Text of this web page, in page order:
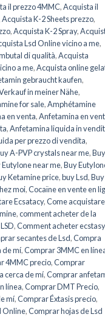
il prezzo 4MMC,Acquista il
Acquista K-2 Sheets prezzo,
,Acquista K-2 Spray,
Lsd Online vicino a me,
di qualità,Acquista
a me,Acquista online
gebraucht kaufen,
in meiner Nähe,
for sale,Amphétamine
en venta,Anfetamina en
,Anfetamina liquida in
per prezzo di vendita,
A-PVP crystals near me,
Eutylone near me,Buy
Ketamine price,buy Lsd,Buy
moi,Cocaïne en vente en
Ecsatacy,Come acquistare
,comment acheter de la
,Comment acheter ecstasy
secantes de Lsd,Compra
de mí,Comprar 3MMC en
4MMC precio,Comprar
cerca de mí,Comprar
línea,Comprar DMT Precio,
mí,Comprar Éxtasis precio,
Online,Comprar hojas de Lsd